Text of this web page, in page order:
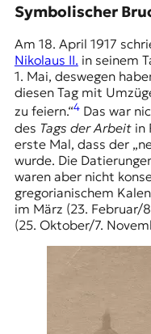
Symbolischer
Am 18. April 1917
Nikolaus II. in seinem
1. Mai, deswegen
diesen Tag mit
zu feiern.“4Das war
des Tags der Arbeitin
erste Mal, dass der
wurde. Die
waren aber nicht
gregorianischem
im März (23. Februar/
(25. Oktober/7.